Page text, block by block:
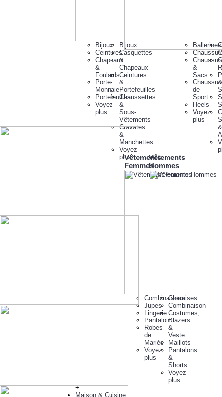
Bijoux
Ceintures
Chapeaux
&
Foulards
Porte-
Monnaie
Portefeuilles
Voyez
plus
Bijoux
Casquettes
&
Chapeaux
Ceintures
&
Portefeuilles
Chaussettes
&
Sous-
Vêtements
Cravates
&
Manchettes
Voyez
plus
Ballerines
&
Sacs
de
Sport
Heels
Voyez
plus
&
&
Vêtements
Femmes
Combinaisons
Jupes
Lingerie
Pantalon
Robes
de
Mariée
Voyez
plus
Vêtements
Hommes
Chemises
Combinaison
Costumes,
Blazers
&
Veste
Maillots
Pantalons
&
Shorts
Voyez
plus
+
Maison & Cuisine